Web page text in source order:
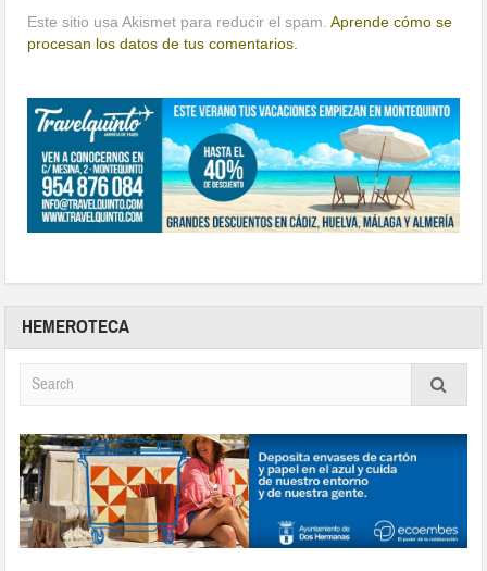
Este sitio usa Akismet para reducir el spam.Aprende cómo se
procesan los datos de tus comentarios.
HEMEROTECA